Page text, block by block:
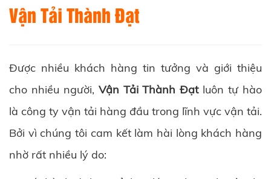
Vận Tải Thành Đạt
Được nhiều khách hàng tin tưởng và giới thiệu
cho nhiều người, Vận Tải Thành Đạt luôn tự hào
là công ty vận tải hàng đầu trong lĩnh vực vận tải.
Bởi vì chúng tôi cam kết làm hài lòng khách hàng
nhờ rất nhiều lý do: